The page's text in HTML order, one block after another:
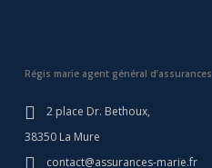
Régis marie agent général d’assurances
2 place Dr. Bethoux,
38350 La Mure
contact@assurances-marie.fr